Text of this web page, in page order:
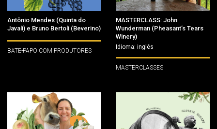
Antônio Mendes (Quinta do
Javali) e Bruno Bertoli (Beverino)
BATE-PAPO COM PRODUTORES
MASTERCLASS: John
Wunderman (Pheasant’s Tears
Winery)
Idioma: inglês
MASTERCLASSES